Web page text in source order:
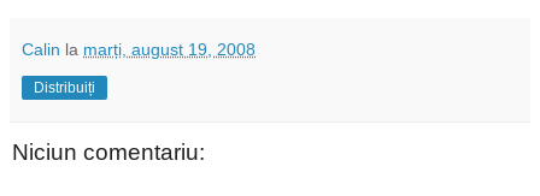
Calin la marți, august 19, 2008
Distribuiți
Niciun comentariu: